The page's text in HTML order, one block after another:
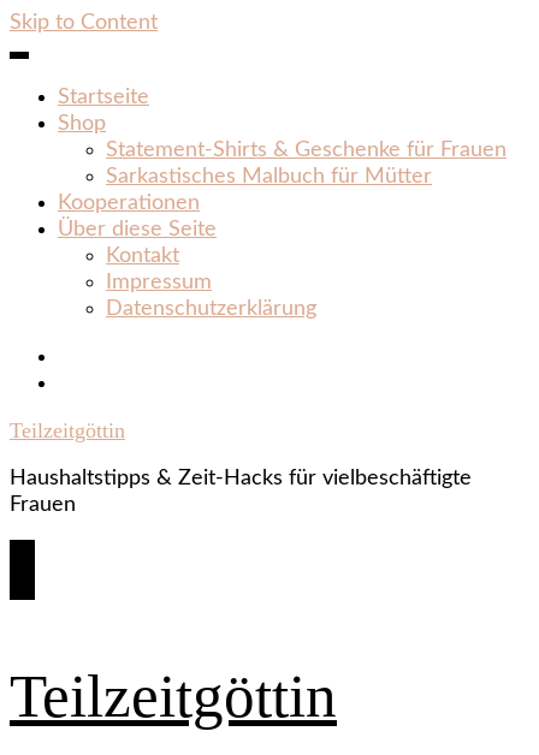
Skip to Content
Startseite
Shop
Statement‑Shirts & Geschenke für Frauen
Sarkastisches Malbuch für Mütter
Kooperationen
Über diese Seite
Kontakt
Impressum
Datenschutzerklärung
Teilzeitgöttin
Haushaltstipps & Zeit‑Hacks für vielbeschäftigte
Frauen
Teilzeitgöttin